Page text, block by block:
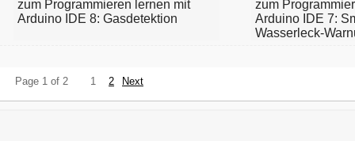
zum Programmieren lernen mit
Arduino IDE 8: Gasdetektion
zum
Arduino IDE 7:
Wasserleck-
Page 1 of 2 1 2 Next